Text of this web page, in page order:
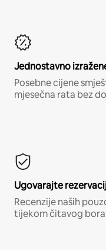
Jednostavno
Posebne cijene
mjesečna rata bez
Ugovarajte
Recenzije naših
tijekom čitavog